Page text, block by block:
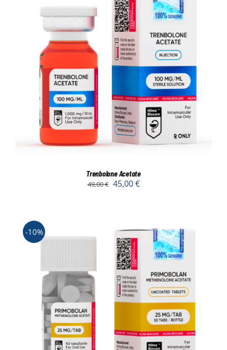
Trenbolone Acetate
49,00€ 45,00€
-10%